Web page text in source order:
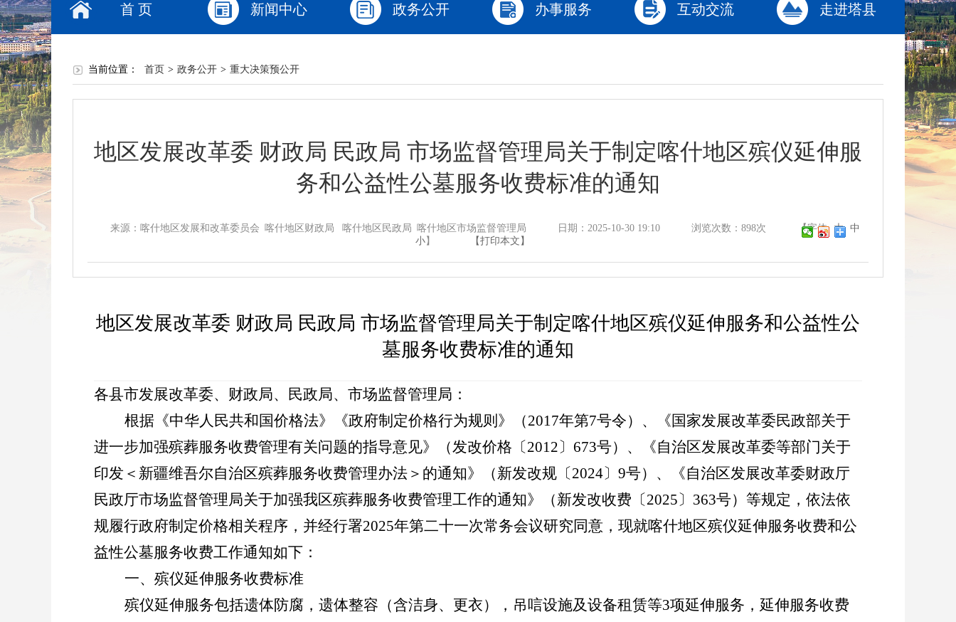
首 页 新闻中心 政务公开 办事服务 互动交流 走进塔县
当前位置： 首页 > 政务公开 > 重大决策预公开
地区发展改革委 财政局 民政局 市场监督管理局关于制定喀什地区殡仪延伸服
务和公益性公墓服务收费标准的通知
来源：喀什地区发展和改革委员会 喀什地区财政局 喀什地区民政局 喀什地区市场监督管理局 日期：2025-10-30 19:10 浏览次数： 898次 【字体: 大 中
小 】 【打印本文】
地区发展改革委 财政局 民政局 市场监督管理局关于制定喀什地区殡仪延伸服务和公益性公
墓服务收费标准的通知
各县市发展改革委、财政局、民政局、市场监督管理局：
根据《中华人民共和国价格法》《政府制定价格行为规则》（2017年第7号令）、《国家发展改革委民政部关于
进一步加强殡葬服务收费管理有关问题的指导意见》（发改价格〔2012〕 673号）、《自治区发展改革委等部门关于
印发＜新疆维吾尔自治区殡葬服务收费管理办法＞的通知》（新发改规〔2024〕 9号）、《自治区发展改革委财政厅
民政厅市场监督管理局关于加强我区殡葬服务收费管理工作的通知》（新发改收费〔2025〕 363号）等规定，依法依
规履行政府制定价格相关程序，并经行署2025年第二十一次常务会议研究同意，现就喀什地区殡仪延伸服务收费和公
益性公墓服务收费工作通知如下：
一、殡仪延伸服务收费标准
殡仪延伸服务包括遗体防腐，遗体整容（含洁身、更衣），吊唁设施及设备租赁等3项延伸服务，延伸服务收费